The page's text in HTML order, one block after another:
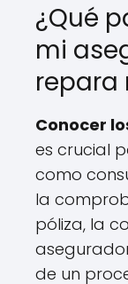
¿Qué
mi
repara
Conocer
es crucial
como
la
póliza, la
de un